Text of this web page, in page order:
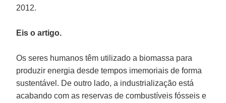
2012.
Eis o artigo.
Os seres humanos têm utilizado a biomassa para
produzir energia desde tempos imemoriais de forma
sustentável. De outro lado, a industrialização está
acabando com as reservas de combustíveis fósseis e